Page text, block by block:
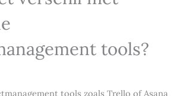
tools?
tools zoals Trello of Asana